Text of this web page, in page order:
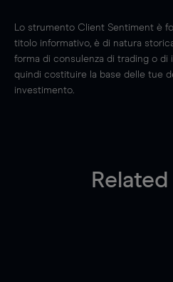
Lo strumento Client Sentiment è
titolo informativo, è di natura
forma di consulenza di trading o di
quindi costituire la base delle tue
investimento.